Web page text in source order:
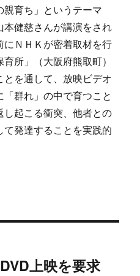
育ち」というテーマ
本健慈さんが講演をされ
にＮＨＫが密着取材を行
所」（大阪府熊取町）
を通して、放映ビデオ
群れ」の中で育つこと
し起こる衝突、他者との
発達することを実践的
上映を要求